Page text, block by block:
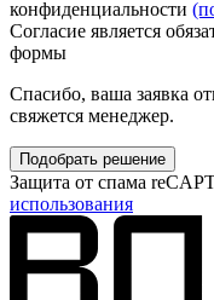
конфиденциальности
Согласие является
формы
Спасибо, ваша заявка
свяжется менеджер.
Подобрать решение
Защита от спама
использования